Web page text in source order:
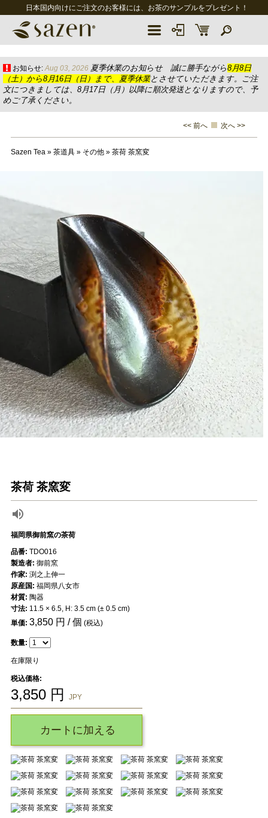
日本国内向けにご注文のお客様には、お茶のサンプルをプレゼント！
お知らせ: Aug 03, 2026 夏季休業のお知らせ 誠に勝手ながら8月8日
（土）から8月16日（日）まで、夏季休業とさせていただきます。ご注
文につきましては、8月17日（月）以降に順次発送となりますので、予
めご了承ください。
<< 前へ 次へ >>
Sazen Tea» 茶道具» その他» 茶荷 茶窯変
茶荷 茶窯変
福岡県御前窯の茶荷
品番: TDO016
製造者: 御前窯
作家: 渕之上伸一
原産国: 福岡県八女市
材質: 陶器
寸法: 11.5 × 6.5, H: 3.5 cm (± 0.5 cm)
単価: 3,850円 / 個 (税込)
数量:
在庫限り
税込価格:
3,850円 JPY
カートに加える